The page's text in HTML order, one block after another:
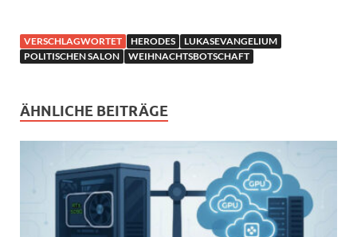
VERSCHLAGWORTET HERODES
LUKASEVANGELIUM
POLITISCHEN SALON
WEIHNACHTSBOTSCHAFT
ÄHNLICHE BEITRÄGE